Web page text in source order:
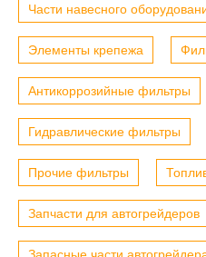
Части навесного
Элементы крепежа
Антикоррозийные фильтры
Гидравлические фильтры
Прочие фильтры
Запчасти для автогрейдеров
Запасные части